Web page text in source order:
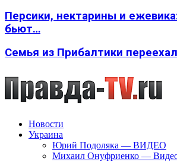
Персики, нектарины и
бьют…
Семья из Прибалтики
Новости
Украина
Юрий Подоляка — ВИДЕО
Михаил Онуфриенко —